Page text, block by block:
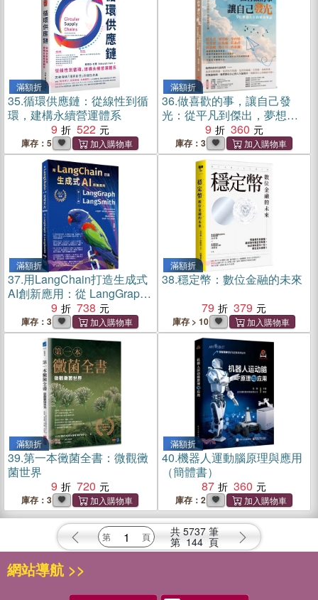
滿額折
35.循環供應鏈：從線性到循
環，建構永續營運體系
9
522
庫存：5
滿額折
36.做喜歡的事，讓自己發
光：從平凡到傑出，夢想奮
鬥不懈，九位傑出人士的成
功筆記
9 360
庫存：3
滿額折
37.用LangChain打造生成式
AI創新應用：從 LangGraph
到LangSmith
9 738
庫存：3
滿額折
38.穩定幣：數位金融的未來
79
379
庫存 > 10
滿額折
39.第一本黴菌全書：微觀黴
菌世界
9
720
庫存：3
滿額折
40.機器人運動腦原理與應用
（簡體書）
87
360
庫存：2
共 5737 筆
第 144 頁
網站導航 >>